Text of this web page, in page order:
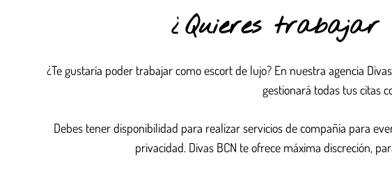
¿Quieres trabajar
¿Te gustaría poder trabajar como escort de lujo? En nuestra agencia
gestionará todas tus citas
Debes tener disponibilidad para realizar servicios de compañía para
privacidad. Divas BCN te ofrece máxima discreción,